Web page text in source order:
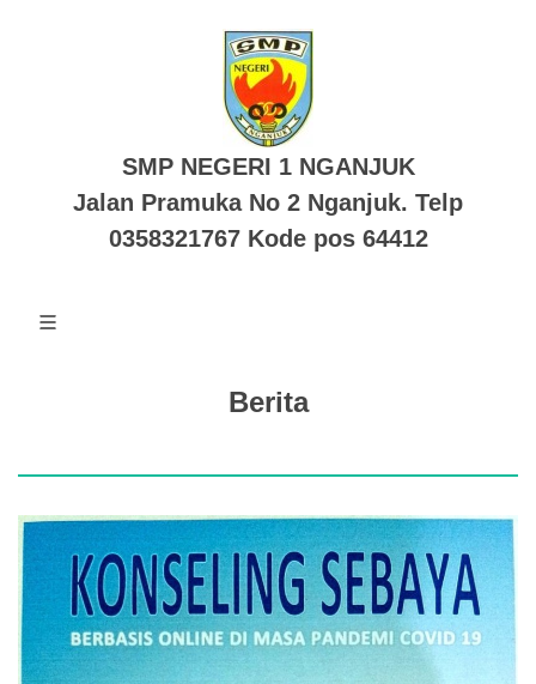
SMP NEGERI 1 NGANJUK
Jalan Pramuka No 2 Nganjuk. Telp
0358321767 Kode pos 64412
Berita